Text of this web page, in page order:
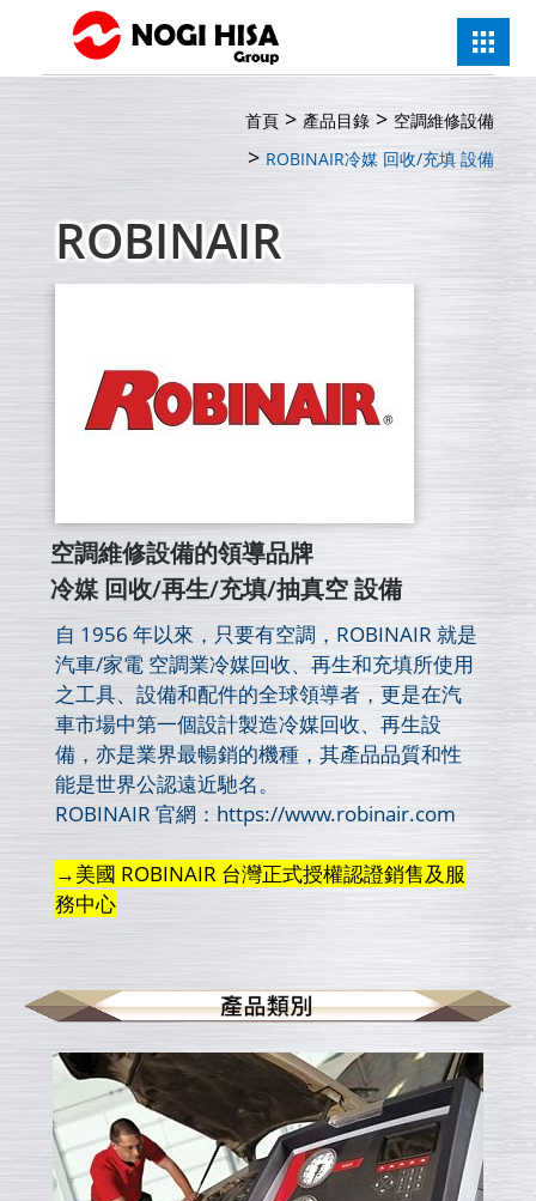
首頁 產品目錄
空調維修設備
ROBINAIR冷媒 回收/充填 設備
ROBINAIR
空調維修設備的領導品牌
冷媒 回收/再生/充填/抽真空 設備
自 1956 年以來，只要有空調，ROBINAIR 就是
汽車/家電 空調業冷媒回收、再生和充填所使用
之工具、設備和配件的全球領導者，更是在汽
車市場中第一個設計製造冷媒回收、再生設
備，亦是業界最暢銷的機種，其產品品質和性
能是世界公認遠近馳名。
ROBINAIR 官網：https://www.robinair.com
→美國 ROBINAIR 台灣正式授權認證銷售及服
務中心